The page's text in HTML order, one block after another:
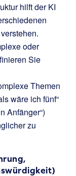
hilft der KI
oder
Sie
Themen
wäre ich fünf“
Anfänger“)
zu